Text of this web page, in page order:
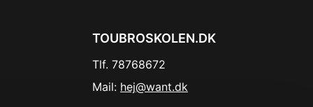
TOUBROSKOLEN.DK
Tlf. 78768672
Mail: hej@want.dk